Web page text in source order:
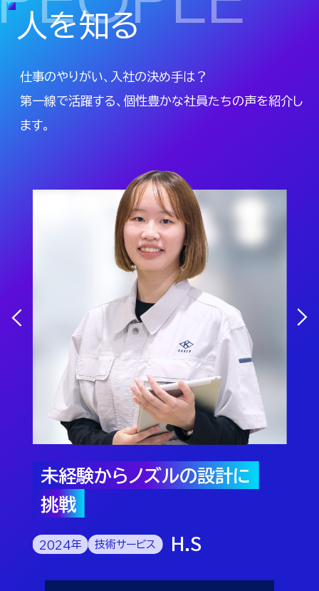
人を知る
仕事のやりがい、入社の決め手は？
第一線で活躍する、個性豊かな社員たちの声を紹介し
ます。
未経験からノズルの設計に
挑戦
2024年 技術サービス H.S